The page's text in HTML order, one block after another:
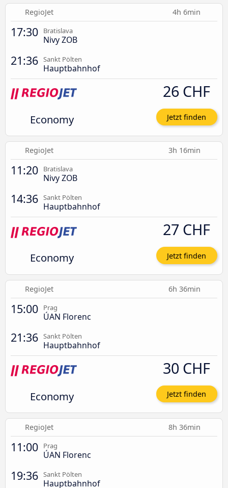
RegioJet 4h 6min
17:30 Bratislava
Nivy ZOB
21:36 Sankt Pölten
Hauptbahnhof
Economy
26 CHF
Jetzt finden
RegioJet 3h 16min
11:20 Bratislava
Nivy ZOB
14:36 Sankt Pölten
Hauptbahnhof
Economy
27 CHF
Jetzt finden
RegioJet 6h 36min
15:00 Prag
ÚAN Florenc
21:36 Sankt Pölten
Hauptbahnhof
Economy
30 CHF
Jetzt finden
RegioJet 8h 36min
11:00 Prag
ÚAN Florenc
19:36 Sankt Pölten
Hauptbahnhof